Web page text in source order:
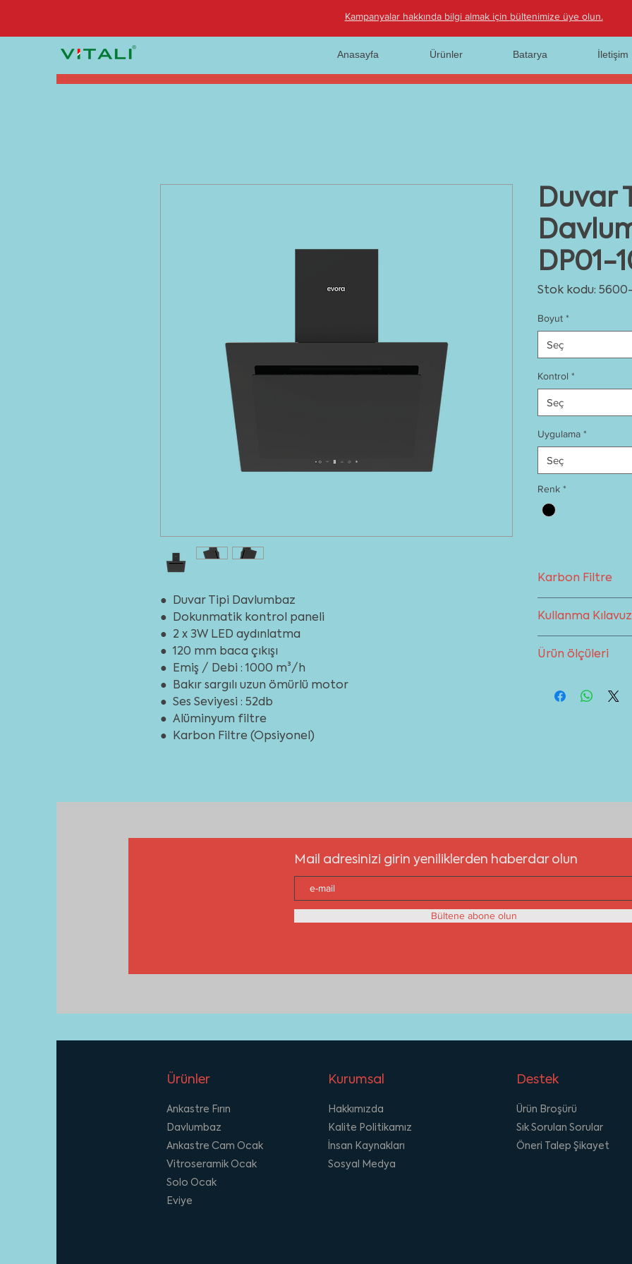
Kampanyalar hakkında bilgi almak için bültenimize üye olun.
Anasayfa Ürünler Batarya İletişim
● Duvar Tipi Davlumbaz
● Dokunmatik kontrol paneli
● 2 x 3W LED aydınlatma
● 120 mm baca çıkışı
● Emiş / Debi : 1000 m³/h
● Bakır sargılı uzun ömürlü motor
● Ses Seviyesi : 52db
● Alüminyum filtre
● Karbon Filtre (Opsiyonel)
Duvar
DP01-
Stok kodu:
Boyut *
Seç
Kontrol *
Seç
Uygulama *
Seç
Renk *
Karbon Filtre
olarak tasarlanmış
sağlayabilirsiniz.
gelmemektedir.
Kullanma
bölümünden
Ürün ölçüleri
Mail adresinizi girin yeniliklerden haberdar olun
Bültene abone olun
Ürünler
Ankastre Fırın
Davlumbaz
Ankastre Cam Ocak
Vitroseramik Ocak
Solo Ocak
Eviye
Kurumsal
Hakkımızda
Kalite Politikamız
İnsan Kaynakları
Sosyal Medya
Destek
Ürün Broşürü
Sık Sorulan Sorular
Öneri Talep Şikayet